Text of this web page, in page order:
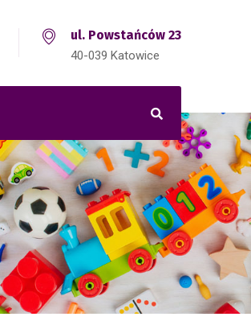
ul. Powstańców 23
40-039 Katowice